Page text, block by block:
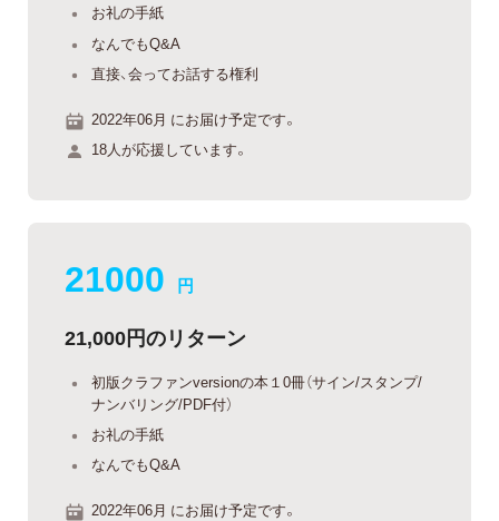
お礼の手紙
なんでもQ&A
直接、会ってお話する権利
2022年06月 にお届け予定です。
18人が応援しています。
21000 円
21,000円のリターン
初版クラファンversionの本１0冊（サイン/スタンプ/
ナンバリング/PDF付）
お礼の手紙
なんでもQ&A
2022年06月 にお届け予定です。